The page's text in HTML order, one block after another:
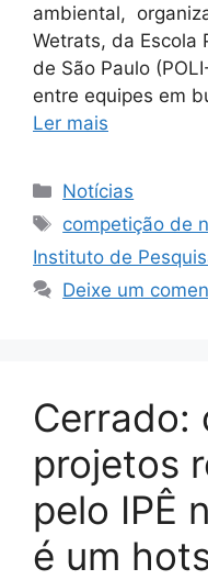
ambiental,
Wetrats, da Escola
de São Paulo
entre equipes em
Ler mais
Notícias
competição de
Instituto de
Deixe um
Cerrado:
projetos
pelo IPÊ
é um